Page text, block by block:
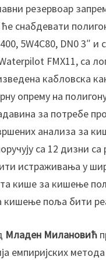
резервоар
ће снабдевати
5W4C80, DN0 3″
FMX11, са
кабловска
опрему на
за потребе
анализа за
са 12 дизни
истраживања у
кише за кишење
кишење поља бити
Младен Милановић
емпиријских метода